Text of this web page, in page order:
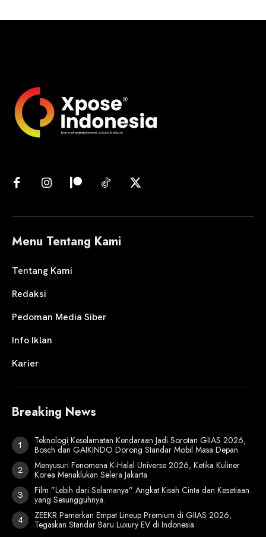
Menu Tentang Kami
Tentang Kami
Redaksi
Pedoman Media Siber
Info Iklan
Karier
Breaking News
Teknologi Keselamatan Kendaraan Jadi Sorotan GIIAS 2026,
Bosch dan GAIKINDO Dorong Standar Mobil Masa Depan
Menyusuri Fenomena K-Halal Universe 2026, Ketika Kuliner
Korea Menaklukan Selera Jakarta
Film ”Lebih dari Selamanya” Angkat Kisah Cinta dan Kesetiaan
yang Sesungguhnya.
ZEEKR Pamerkan Empat Lineup Premium di GIIAS 2026,
Tegaskan Standar Baru Luxury EV di Indonesia